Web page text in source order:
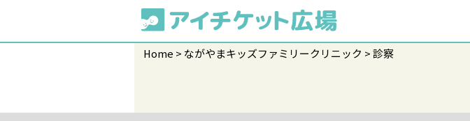
Home ながやまキッズファミリークリニック 診察